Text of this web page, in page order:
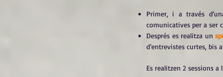
Primer, i a través
comunicatives per a ser
Després es realitza un
d’entrevistes curtes, bis
Es realitzen 2 sessions a